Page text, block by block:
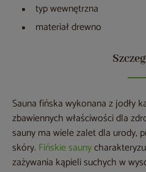
typ wewnętrzna
materiał drewno
Sauna fińska wykonana z jodły
zbawiennych właściwości dla
sauny ma wiele zalet dla urody,
skóry. Fińskie sauny
zażywania kąpieli suchych w